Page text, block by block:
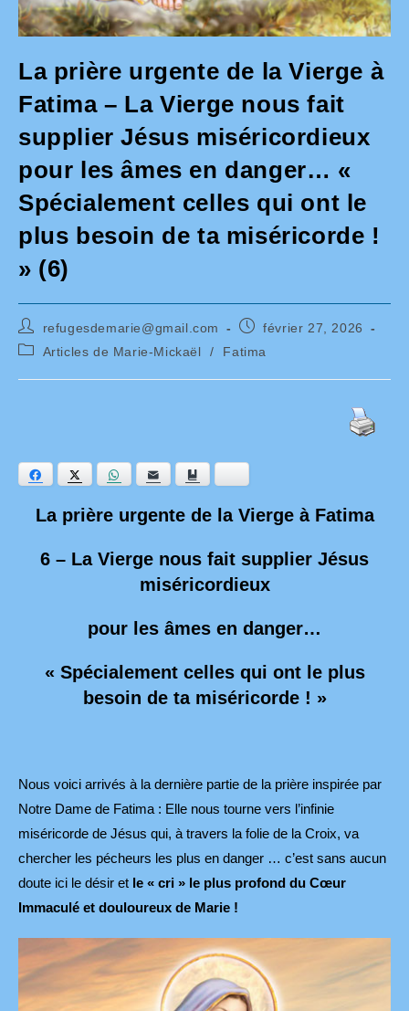
La prière urgente de la Vierge à
Fatima – La Vierge nous fait
supplier Jésus miséricordieux
pour les âmes en danger… «
Spécialement celles qui ont le
plus besoin de ta miséricorde !
» (6)
Auteur/autrice
de
la
publication :
refugesdemarie@gmail.com
Publication
février 27, 2026
PostArticles de Marie-Mickaël / Fatima
Facebook Twitter WhatsAppE-mail
La prière urgente de la Vierge à Fatima
6 – La Vierge nous fait supplier Jésus
miséricordieux
pour les âmes en danger…
« Spécialement celles qui ont le plus
besoin de ta miséricorde ! »
Nous voici arrivés à la dernière partie de la prière inspirée par
Notre Dame de Fatima : Elle nous tourne vers l’infinie
miséricorde de Jésus qui, à travers la folie de la Croix, va
chercher les pécheurs les plus en danger … c’est sans aucun
doute ici le désir et le « cri » le plus profond du Cœur
Immaculé et douloureux de Marie !